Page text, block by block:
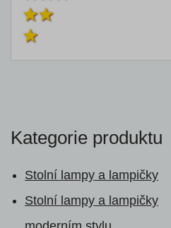
Kategorie produktu
Stolní lampy a lampičky
Stolní lampy a lampičky